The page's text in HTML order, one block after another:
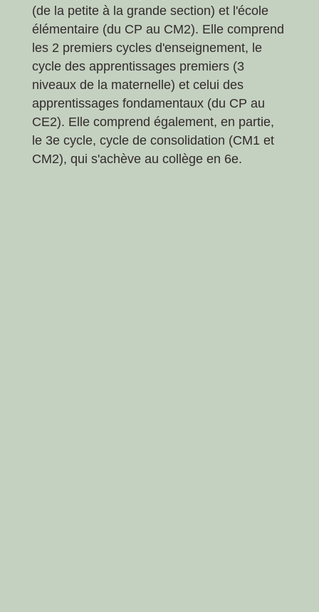
(de la petite à la grande section) et l'école
élémentaire (du CP au CM2). Elle comprend
les 2 premiers cycles d'enseignement, le
cycle des apprentissages premiers (3
niveaux de la maternelle) et celui des
apprentissages fondamentaux (du CP au
CE2). Elle comprend également, en partie,
le 3e cycle, cycle de consolidation (CM1 et
CM2), qui s'achève au collège en 6e.